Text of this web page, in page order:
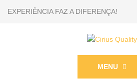
EXPERIÊNCIA FAZ A DIFERENÇA!
MENU